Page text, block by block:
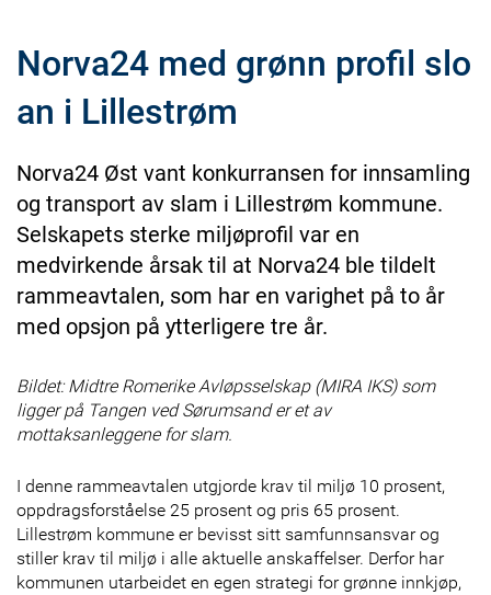
Norva24 med grønn profil slo
an i Lillestrøm
Norva24 Øst vant konkurransen for innsamling
og transport av slam i Lillestrøm kommune.
Selskapets sterke miljøprofil var en
medvirkende årsak til at Norva24 ble tildelt
rammeavtalen, som har en varighet på to år
med opsjon på ytterligere tre år.
Bildet:Midtre Romerike Avløpsselskap (MIRA IKS) som
ligger på Tangen ved Sørumsand er et av
mottaksanleggene for slam.
I denne rammeavtalen utgjorde krav til miljø 10 prosent,
oppdragsforståelse 25 prosent og pris 65 prosent.
Lillestrøm kommune er bevisst sitt samfunnsansvar og
stiller krav til miljø i alle aktuelle anskaffelser. Derfor har
kommunen utarbeidet en egen strategi for grønne innkjøp,